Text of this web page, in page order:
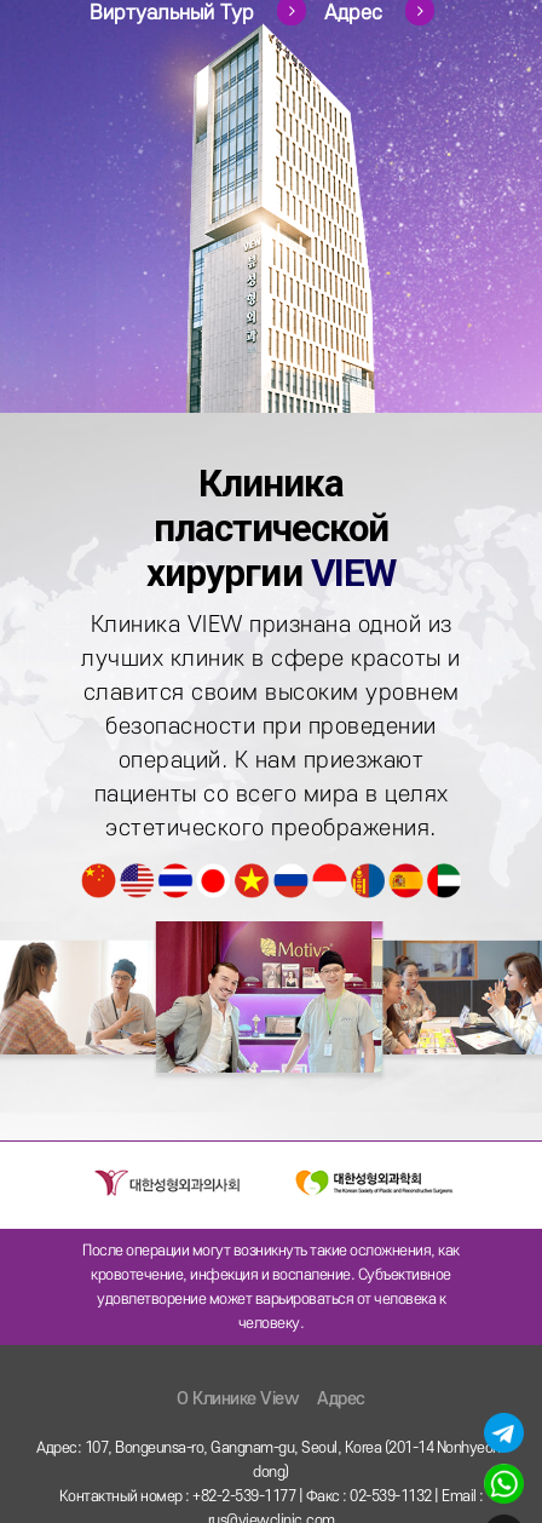
Виртуальный Тур Адрес
Клиника
пластической
хирургииVIEW
Клиника VIEW признана одной из
лучших клиник в сфере красоты и
славится своим высоким уровнем
безопасности при проведении
операций. К нам приезжают
пациенты со всего мира в целях
эстетического преображения.
После операции могут возникнуть такие осложнения, как
кровотечение, инфекция и воспаление. Субъективное
удовлетворение может варьироваться от человека к
человеку.
O Клинике View Адрес
Адрес: 107, Bongeunsa-ro, Gangnam-gu, Seoul, Korea (201-14 Nonhyeon-
dong)
Контактный номер : +82-2-539-1177 | Факс : 02-539-1132 | Email :